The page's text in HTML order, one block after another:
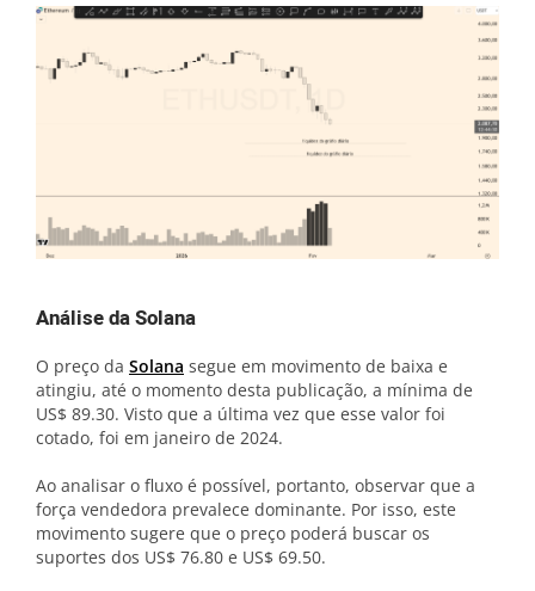
Análise da Solana
O preço da Solana segue em movimento de baixa e
atingiu, até o momento desta publicação, a mínima de
US$ 89.30. Visto que a última vez que esse valor foi
cotado, foi em janeiro de 2024.
Ao analisar o fluxo é possível, portanto, observar que a
força vendedora prevalece dominante. Por isso, este
movimento sugere que o preço poderá buscar os
suportes dos US$ 76.80 e US$ 69.50.